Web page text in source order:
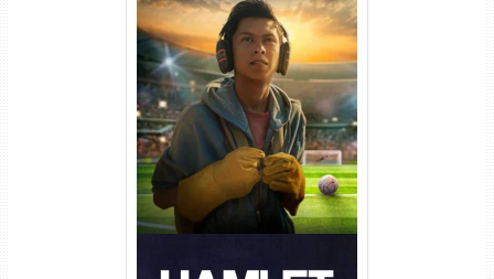
Um Goleiro Muito Improvável
Torrent (2026) WEB-DL 1080p
Dual Áudio